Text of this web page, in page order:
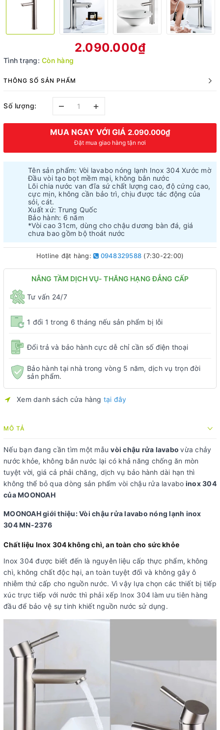
2.090.000₫
Tình trạng: Còn hàng
THÔNG SỐ SẢN PHẨM
Số lượng: – +
MUA NGAY VỚI GIÁ 2.090.000₫
Đặt mua giao hàng tận nơi
Tên sản phẩm: Vòi lavabo nóng lạnh Inox 304 Xước mờ
Đầu vòi tạo bọt mềm mại, không bắn nước
Lõi chia nước van đĩa sứ chất lượng cao, độ cứng cao,
cực mịn, không cần bảo trì, chịu được tác động của
sỏi, cát.
Xuất xứ: Trung Quốc
Bảo hành: 6 năm
*Vòi cao 31cm, dùng cho chậu dương bàn đá, giá
chưa bao gồm bộ thoát nước
Hotline đặt hàng: 0948329588 (7:30-22:00)
NÂNG TẦM DỊCH VỤ- THĂNG HẠNG ĐẲNG CẤP
Tư vấn 24/7
1 đổi 1 trong 6 tháng nếu sản phẩm bị lỗi
Đổi trả và bảo hành cực dễ chỉ cần số điện thoại
Bảo hành tại nhà trong vòng 5 năm, dịch vụ trọn đời
sản phẩm.
Xem danh sách cửa hàng tại đây
MÔ TẢ
Nếu bạn đang cần tìm một mẫuvòi chậu rửa lavabovừa chảy
nước khỏe, không bắn nước lại có khả năng chống ăn mòn
tuyệt vời, giá cả phải chăng, dịch vụ bảo hành dài hạn thì
không thể bỏ qua dòng sản phẩm vòi chậu rửa lavabo inox 304
của MOONOAH
MOONOAH giới thiệu: Vòi chậu rửa lavabo nóng lạnh inox
304 MN-2376
Chất liệu Inox 304 không chì, an toàn cho sức khỏe
Inox 304 được biết đến là nguyên liệu cấp thực phẩm, không
chì, không chất độc hại, an toàn tuyệt đối và không gây ô
nhiễm thứ cấp cho nguồn nước. Vì vậy lựa chọn các thiết bị tiếp
xúc trực tiếp với nước thì phải xếp Inox 304 làm ưu tiên hàng
đầu để bảo vệ sự tinh khiết nguồn nước sử dụng.